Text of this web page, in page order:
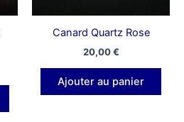
Canard Quartz Rose
20,00€
Ajouter au panier